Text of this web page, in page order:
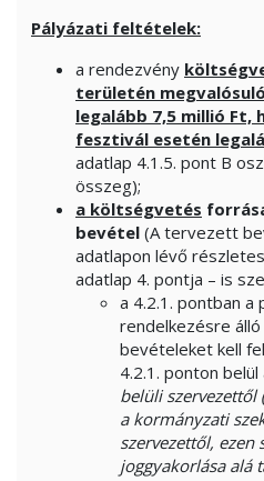
Pályázati feltételek:
a rendezvény
területén
legalább 7,5 millió Ft,
fesztivál esetén
adatlap 4.1.5. pont B
összeg);
a költségvetés
bevétel (A tervezett
adatlapon lévő
adatlap 4. pontja – is
a 4.2.1. pontban a
rendelkezésre
bevételeket kell
4.2.1. ponton belül
belüli szervezettől
a kormányzati
szervezettől, ezen
joggyakorlása alá